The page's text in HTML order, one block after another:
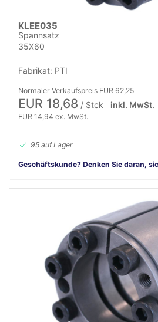
KLEE035
Spannsatz
35X60
Fabrikat: PTI
Normaler Verkaufspreis EUR 62,25
EUR 18,68 / Stck inkl. MwSt.
EUR 14,94 ex. MwSt.
95 auf Lager
Geschäftskunde? Denken Sie daran,